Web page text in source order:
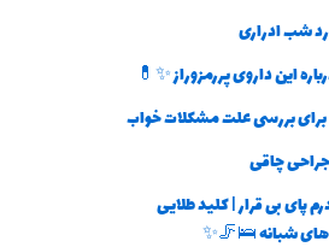
این داروی پررمزوراز ✨💊
بررسی علت مشکلات خواب
چاقی
پای بی قرار | کلید طلایی
شبانه 🛌🦵✨